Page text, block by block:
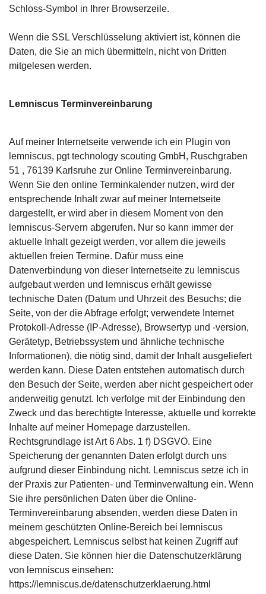
Schloss-Symbol in Ihrer Browserzeile.
Wenn die SSL Verschlüsselung aktiviert ist, können die
Daten, die Sie an mich übermitteln, nicht von Dritten
mitgelesen werden.
Lemniscus Terminvereinbarung
Auf meiner Internetseite verwende ich ein Plugin von
lemniscus, pgt technology scouting GmbH, Ruschgraben
51 , 76139 Karlsruhe zur Online Terminvereinbarung.
Wenn Sie den online Terminkalender nutzen, wird der
entsprechende Inhalt zwar auf meiner Internetseite
dargestellt, er wird aber in diesem Moment von den
lemniscus-Servern abgerufen. Nur so kann immer der
aktuelle Inhalt gezeigt werden, vor allem die jeweils
aktuellen freien Termine. Dafür muss eine
Datenverbindung von dieser Internetseite zu lemniscus
aufgebaut werden und lemniscus erhält gewisse
technische Daten (Datum und Uhrzeit des Besuchs; die
Seite, von der die Abfrage erfolgt; verwendete Internet
Protokoll-Adresse (IP-Adresse), Browsertyp und -version,
Gerätetyp, Betriebssystem und ähnliche technische
Informationen), die nötig sind, damit der Inhalt ausgeliefert
werden kann. Diese Daten entstehen automatisch durch
den Besuch der Seite, werden aber nicht gespeichert oder
anderweitig genutzt. Ich verfolge mit der Einbindung den
Zweck und das berechtigte Interesse, aktuelle und korrekte
Inhalte auf meiner Homepage darzustellen.
Rechtsgrundlage ist Art 6 Abs. 1 f) DSGVO. Eine
Speicherung der genannten Daten erfolgt durch uns
aufgrund dieser Einbindung nicht. Lemniscus setze ich in
der Praxis zur Patienten- und Terminverwaltung ein. Wenn
Sie ihre persönlichen Daten über die Online-
Terminvereinbarung absenden, werden diese Daten in
meinem geschützten Online-Bereich bei lemniscus
abgespeichert. Lemniscus selbst hat keinen Zugriff auf
diese Daten. Sie können hier die Datenschutzerklärung
von lemniscus einsehen:
https://lemniscus.de/datenschutzerklaerung.html